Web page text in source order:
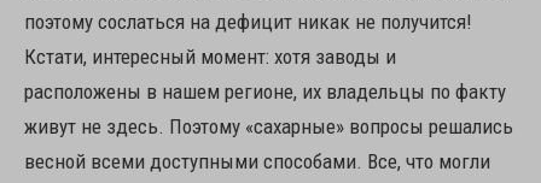
поэтому сослаться на дефицит никак не получится!
Кстати, интересный момент: хотя заводы и
расположены в нашем регионе, их владельцы по факту
живут не здесь. Поэтому «сахарные» вопросы решались
весной всеми доступными способами. Все, что могли